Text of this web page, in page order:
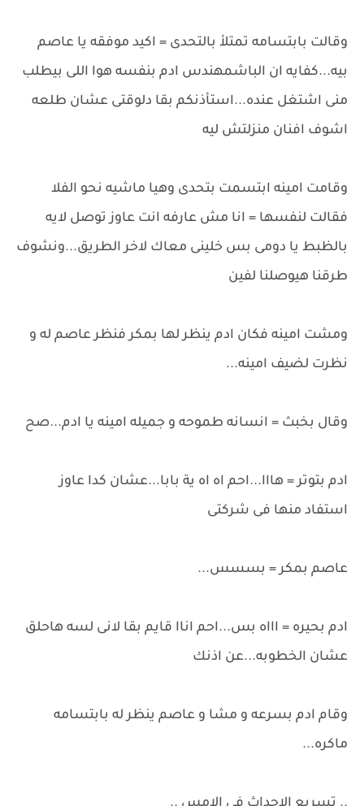
وقالت بابتسامه تمتلأ بالتحدى = اكيد موفقه يا عاصم
بيه...كفايه ان الباشمهندس ادم بنفسه هوا اللى بيطلب
منى اشتغل عنده...استأذنكم بقا دلوقتى عشان طلعه
اشوف افنان منزلتش ليه
وقامت امينه ابتسمت بتحدى وهيا ماشيه نحو الفلا
فقالت لنفسها = انا مش عارفه انت عاوز توصل لايه
بالظبط يا دومى بس خلينى معاك لاخر الطريق...ونشوف
طرقنا هيوصلنا لفين
ومشت امينه فكان ادم ينظر لها بمكر فنظر عاصم له و
نظرت لضيف امينه...
وقال بخبث = انسانه طموحه و جميله امينه يا ادم...صح
ادم بتوتر = هااا...احم اه اه ية بابا...عشان كدا عاوز
استفاد منها فى شركتى
عاصم بمكر = بسسس...
ادم بحيره = اااه بس...احم اناا قايم بقا لانى لسه هاحلق
عشان الخطوبه...عن اذنك
وقام ادم بسرعه و مشا و عاصم ينظر له بابتسامه
ماكره...